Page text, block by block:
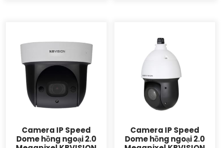
Camera IP Speed
Dome hồng ngoại 2.0
Camera IP Speed
Dome hồng ngoại 2.0